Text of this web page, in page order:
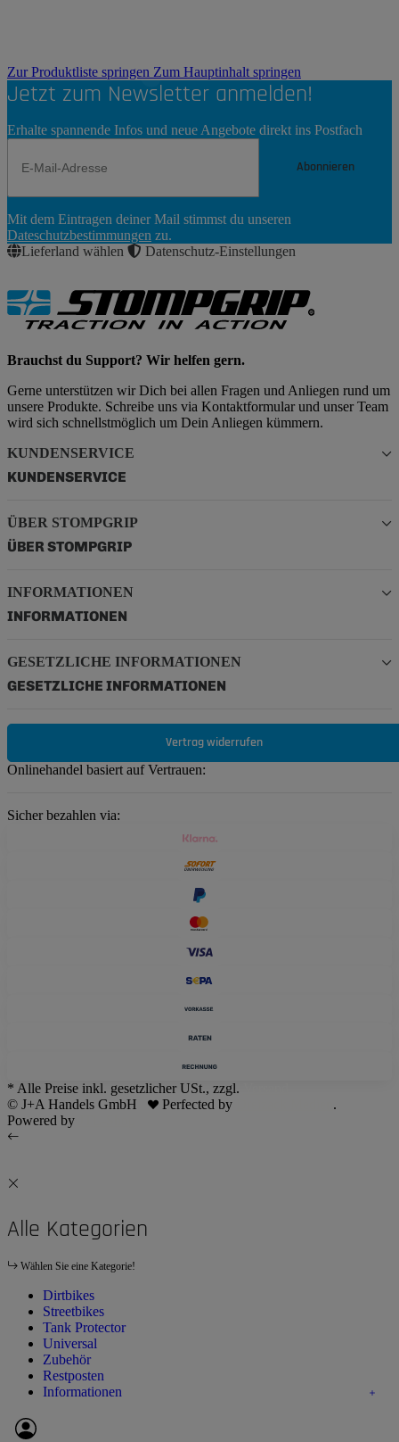
Zur Produktliste springen Zum Hauptinhalt springen
Jetzt zum Newsletter anmelden!
Erhalte spannende Infos und neue Angebote direkt ins Postfach
Abonnieren
Abonnieren
Mit dem Eintragen deiner Mail stimmst du unseren
Dateschutzbestimmungen zu.
Lieferland wählen
Datenschutz-Einstellungen
Brauchst du Support? Wir helfen gern.
Gerne unterstützen wir Dich bei allen Fragen und Anliegen rund um
unsere Produkte. Schreibe uns via Kontaktformular und unser Team
wird sich schnellstmöglich um Dein Anliegen kümmern.
KUNDENSERVICE
KUNDENSERVICE
ÜBER STOMPGRIP
ÜBER STOMPGRIP
INFORMATIONEN
INFORMATIONEN
GESETZLICHE INFORMATIONEN
GESETZLICHE INFORMATIONEN
Vertrag widerrufen
Onlinehandel basiert auf Vertrauen:
Sicher bezahlen via:
* Alle Preise inkl. gesetzlicher USt., zzgl.
© J+A Handels GmbH
Perfected by
.
Powered by
Alle Kategorien
Wählen Sie eine Kategorie!
Dirtbikes
Streetbikes
Tank Protector
Universal
Zubehör
Restposten
Informationen